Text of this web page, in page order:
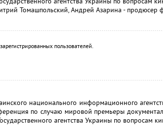
Томашпольский, Андрей Азарина - продюсер
пользователей.
национального информационного
по случаю мировой премьеры
агентства Украины по вопросам